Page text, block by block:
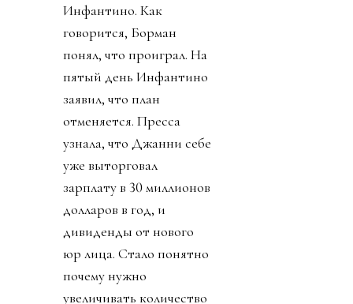
Инфантино. Как
говорится, Борман
понял, что проиграл. На
пятый день Инфантино
заявил, что план
отменяется. Пресса
узнала, что Джанни себе
уже выторговал
зарплату в 30 миллионов
долларов в год, и
дивиденды от нового
юр лица. Стало понятно
почему нужно
увеличивать количество